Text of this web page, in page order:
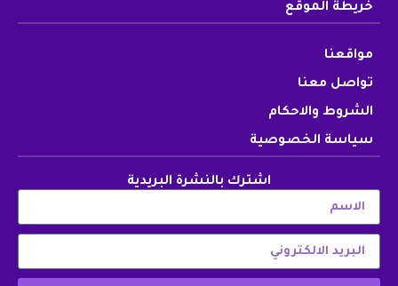
خريطة الموقع
مواقعنا
تواصل معنا
الشروط والاحكام
سياسة الخصوصية
اشترك بالنشرة البريدية